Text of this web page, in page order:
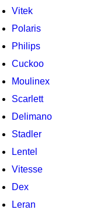
Vitek
Polaris
Philips
Cuckoo
Moulinex
Scarlett
Delimano
Stadler
Lentel
Vitesse
Dex
Leran